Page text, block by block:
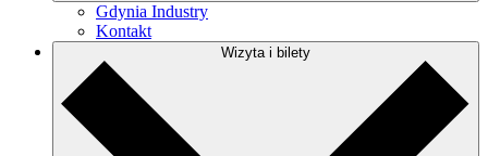
Gdynia Industry
Kontakt
Wizyta i bilety